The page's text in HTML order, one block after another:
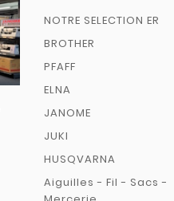
NOTRE SELECTION ER
BROTHER
PFAFF
ELNA
JANOME
JUKI
HUSQVARNA
Aiguilles - Fil - Sacs -